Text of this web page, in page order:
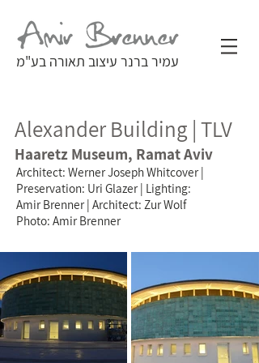
עמיר ברנר עיצוב תאורה בע"מ
Alexander Building | TLV
Haaretz Museum, Ramat Aviv
Architect: Werner Joseph Whitcover |
Preservation: Uri Glazer | Lighting:
Amir Brenner | Architect: Zur Wolf
Photo: Amir Brenner